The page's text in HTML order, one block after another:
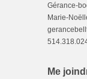
Gérance-
Marie-
Me